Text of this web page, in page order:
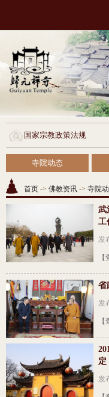
国家宗教政策法规
寺院动态
首页 -> 佛教资讯 -> 寺院
武
工
发
省
发
定
发